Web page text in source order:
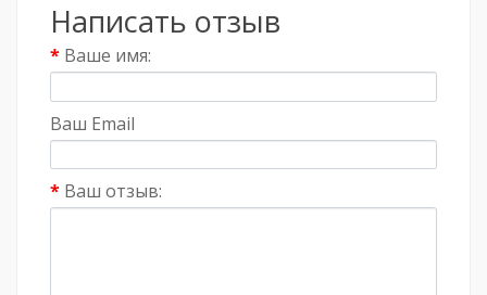
Написать отзыв
Ваше имя:
Ваш Email
Ваш отзыв: